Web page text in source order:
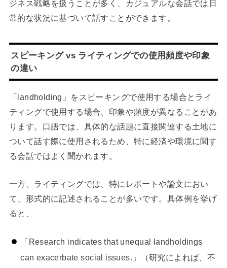
ジネス戦略を扱うことが多く、カジュアルな会話では日
常的な状況に基づいて話すことができます。
スピーキング vs ライティングでの使用頻度や印象
の違い
「landholding」をスピーキングで使用する場合とライ
ティングで使用する場合、印象や頻度が異なることがあ
ります。口語では、具体的な話題に直接関連する土地に
ついて話す際に使用されるため、特に経済や環境に関す
る会話ではよく聞かれます。
一方、ライティングでは、特にレポートや論文におい
て、形式的に記述されることが多いです。具体例を挙げ
ると、
「Research indicates that unequal landholdings
can exacerbate social issues.」（研究によれば、不